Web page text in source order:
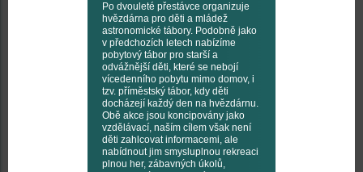
Po dvouleté přestávce organizuje
hvězdárna pro děti a mládež
astronomické tábory. Podobně jako
v předchozích letech nabízíme
pobytový tábor pro starší a
odvážnější děti, které se nebojí
vícedenního pobytu mimo domov, i
tzv. příměstský tábor, kdy děti
docházejí každý den na hvězdárnu.
Obě akce jsou koncipovány jako
vzdělávací, naším cílem však není
děti zahlcovat informacemi, ale
nabídnout jim smysluplnou rekreaci
plnou her, zábavných úkolů,